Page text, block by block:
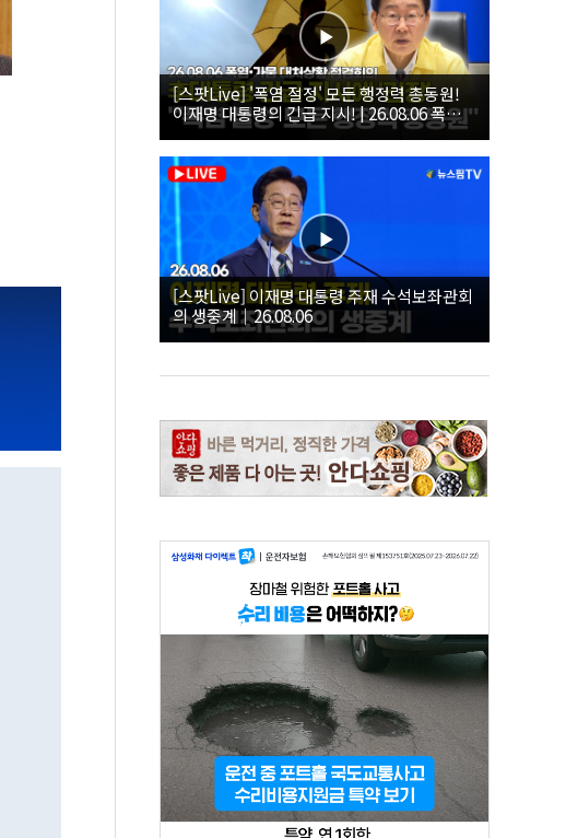
[스팟Live] '폭염 절정' 모든 행정력 총동원!
이재명 대통령의 긴급 지시! | 26.08.06 폭염•
가뭄 대처상황 점검회의
[스팟Live] 이재명 대통령 주재 수석보좌관회
의 생중계｜26.08.06